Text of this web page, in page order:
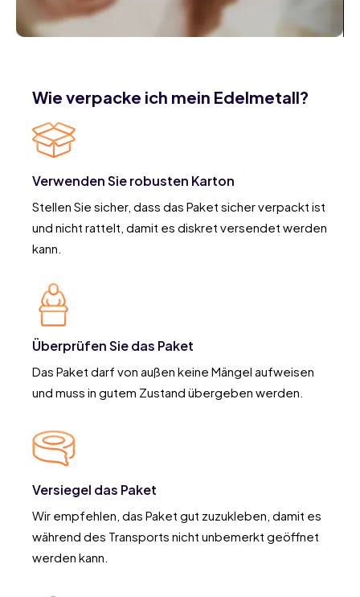
Wie verpacke ich mein Edelmetall?
Verwenden Sie robusten Karton
Stellen Sie sicher, dass das Paket sicher verpackt ist
und nicht rattelt, damit es diskret versendet werden
kann.
Überprüfen Sie das Paket
Das Paket darf von außen keine Mängel aufweisen
und muss in gutem Zustand übergeben werden.
Versiegel das Paket
Wir empfehlen, das Paket gut zuzukleben, damit es
während des Transports nicht unbemerkt geöffnet
werden kann.